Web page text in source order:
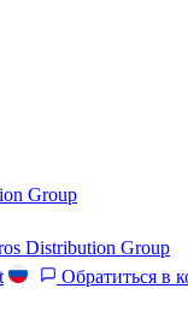
Group
Distribution Group
Обратиться в